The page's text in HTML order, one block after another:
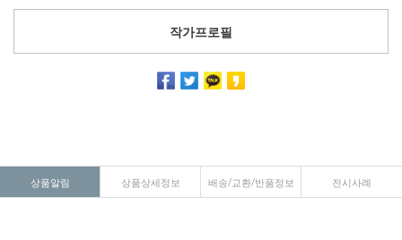
작가프로필
상품알림 상품상세정보 배송/교환/반품정보 전시사례